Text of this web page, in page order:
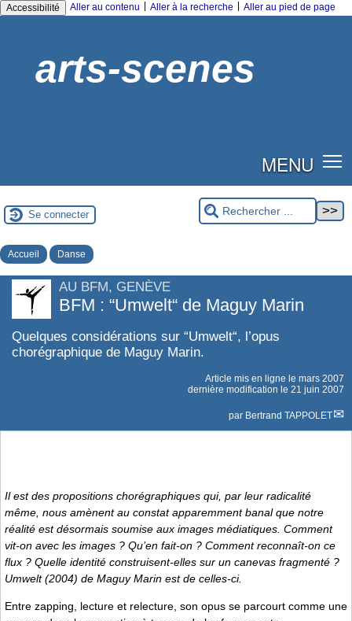
Accessibilité Aller au contenu Aller à la recherche Aller au pied de page
arts-scenes
MENU
Se connecter
Accueil Danse
AU BFM, GENÈVE
BFM : “Umwelt“ de Maguy Marin
Quelques considérations sur “Umwelt“, l’opus
chorégraphique de Maguy Marin.
Article mis en ligne le mars 2007
dernière modification le 21 juin 2007
par Bertrand TAPPOLET
Il est des propositions chorégraphiques qui, par leur radicalité
même, nous amènent au constat apparemment banal que notre
réalité est désormais soumise aux images médiatiques. Comment
vit-on avec les images ? Qu’en fait-on ? Comment reconnaît-on ce
flux ? Quelle identité construisent-elles sur un canevas fragmenté ?
Umwelt(2004) de Maguy Marin est de celles-ci.
Entre zapping, lecture et relecture, son opus se parcourt comme une